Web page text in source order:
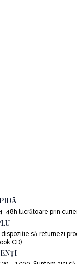
48h lucrătoare prin
să returnezi
CD).